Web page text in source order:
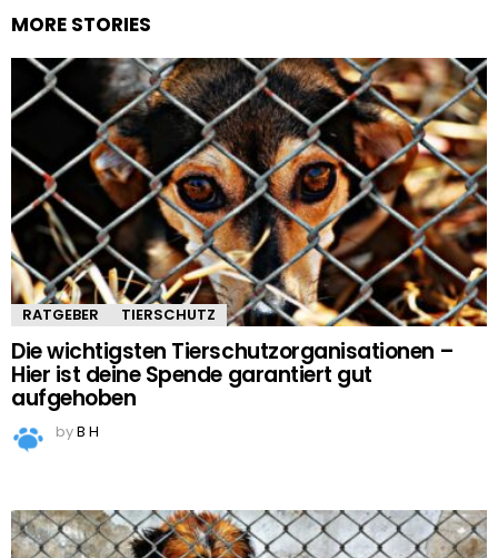
MORE STORIES
RATGEBER TIERSCHUTZ
Die wichtigsten Tierschutzorganisationen –
Hier ist deine Spende garantiert gut
aufgehoben
byB H